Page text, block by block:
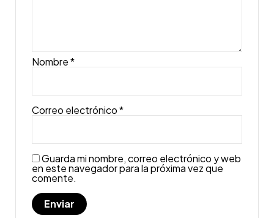
Nombre*
Correo electrónico*
Guarda mi nombre, correo electrónico y web
en este navegador para la próxima vez que
comente.